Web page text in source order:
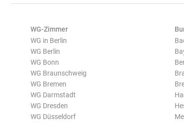
WG-Zimmer
WG in Berlin
WG Berlin
WG Bonn
WG Braunschweig
WG Bremen
WG Darmstadt
WG Dresden
WG Düsseldorf